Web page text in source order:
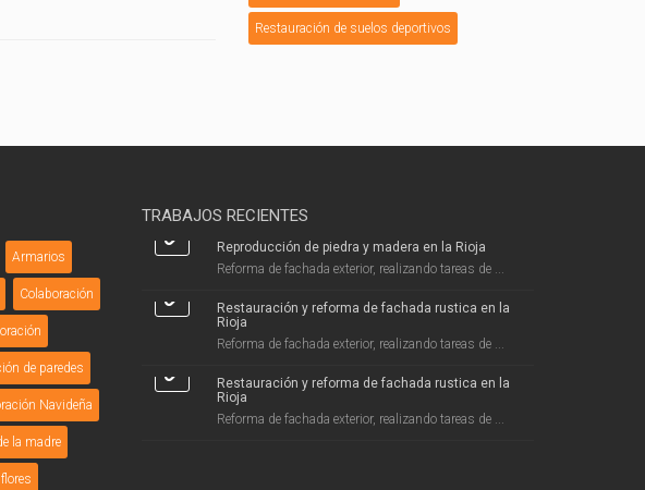
Restauración de suelos deportivos
Armarios
Colaboración
de paredes
Navideña
la madre
flores
TRABAJOS RECIENTES
Reproducción de piedra y madera en la Rioja
Reforma de fachada exterior, realizando tareas de ...
Restauración y reforma de fachada rustica en la
Rioja
Reforma de fachada exterior, realizando tareas de ...
Restauración y reforma de fachada rustica en la
Rioja
Reforma de fachada exterior, realizando tareas de ...